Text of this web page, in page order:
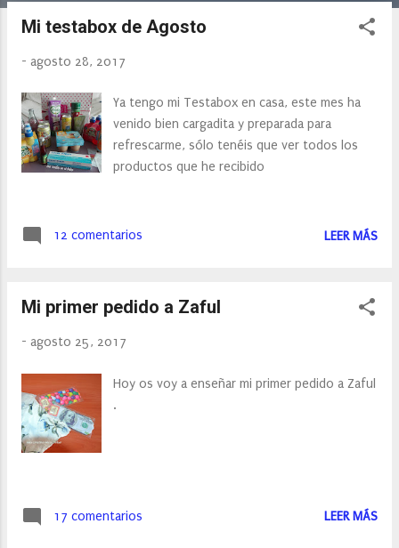
Mi testabox de Agosto
- agosto 28, 2017
Ya tengo mi Testabox en casa, este mes ha
venido bien cargadita y preparada para
refrescarme, sólo tenéis que ver todos los
productos que he recibido
12 comentarios LEER MÁS
Mi primer pedido a Zaful
- agosto 25, 2017
Hoy os voy a enseñar mi primer pedido a Zaful
.
17 comentarios LEER MÁS